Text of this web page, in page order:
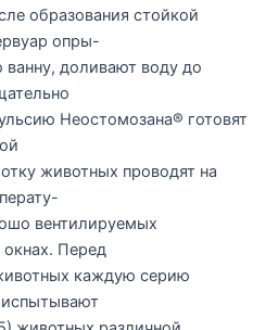
образования стойкой
опры-
доливают воду до
Неостомозана® готовят
животных проводят на
вентилируемых
Перед
каждую серию
испытывают